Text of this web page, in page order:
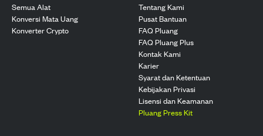
Semua Alat
Konversi Mata Uang
Konverter Crypto
Tentang Kami
Pusat Bantuan
FAQ Pluang
FAQ Pluang Plus
Kontak Kami
Karier
Syarat dan Ketentuan
Kebijakan Privasi
Lisensi dan Keamanan
Pluang Press Kit